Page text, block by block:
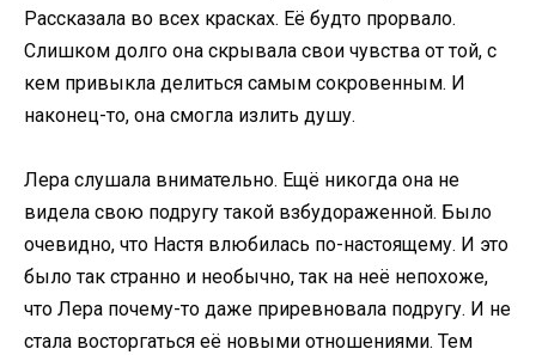
Рассказала во всех красках. Её будто прорвало.
Слишком долго она скрывала свои чувства от той, с
кем привыкла делиться самым сокровенным. И
наконец-то, она смогла излить душу.
Лера слушала внимательно. Ещё никогда она не
видела свою подругу такой взбудораженной. Было
очевидно, что Настя влюбилась по-настоящему. И это
было так странно и необычно, так на неё непохоже,
что Лера почему-то даже приревновала подругу. И не
стала восторгаться её новыми отношениями. Тем